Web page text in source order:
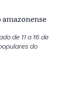
de 11 a 16 de
do